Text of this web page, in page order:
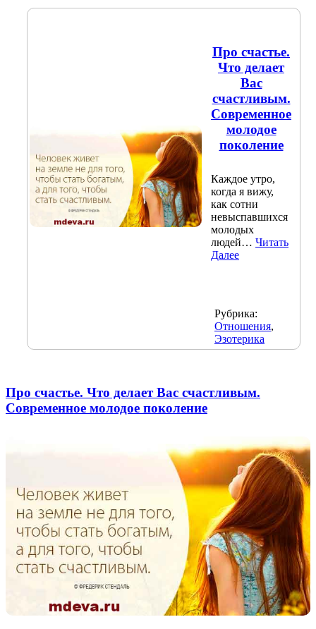
Про счастье.
Что делает
Вас
счастливым.
Современное
молодое
поколение
Каждое утро,
когда я вижу,
как сотни
невыспавшихся
молодых
людей… Читать
Далее
Рубрика:
Отношения,
Эзотерика
Про счастье. Что делает Вас счастливым.
Современное молодое поколение